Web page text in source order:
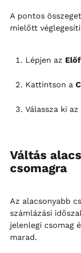
A pontos
mielőtt
Lépjen az
Kattintson a
Válassza ki
Váltás
csomagra
Az alacsonyabb
számlázási
jelenlegi csomag
marad.